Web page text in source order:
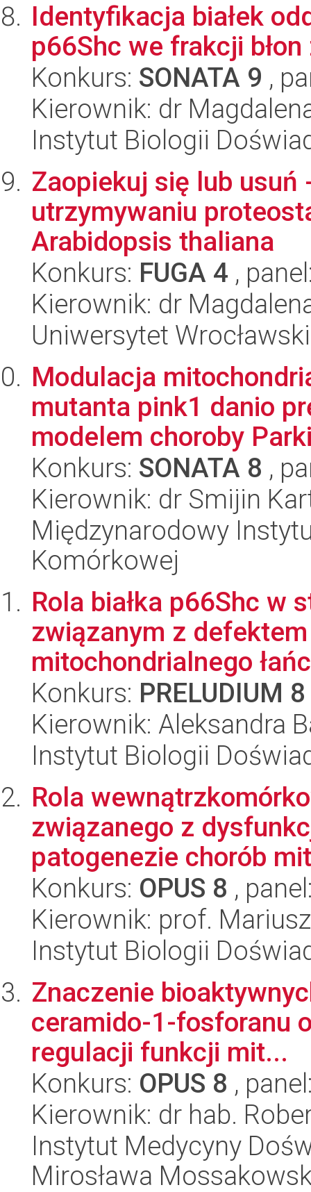
Identyfikacja białek
p66Shc we frakcji
Konkurs: SONATA 9 ,
Kierownik: dr
Instytut Biologii
Zaopiekuj się lub
utrzymywaniu
Arabidopsis thaliana
Konkurs: FUGA 4 ,
Kierownik: dr
Uniwersytet
Modulacja
mutanta pink1 danio
modelem choroby
Konkurs: SONATA 8 ,
Kierownik: dr Smijin
Międzynarodowy
Komórkowej
Rola białka p66Shc w
związanym z
mitochondrialnego
Konkurs: PRELUDIUM 8
Kierownik: Aleksandra
Instytut Biologii
Rola
związanego z
patogenezie chorób
Konkurs: OPUS 8 ,
Kierownik: prof.
Instytut Biologii
Znaczenie
ceramido-1-fosforanu
regulacji funkcji mit...
Konkurs: OPUS 8 ,
Kierownik: dr hab.
Instytut Medycyny
Mirosława